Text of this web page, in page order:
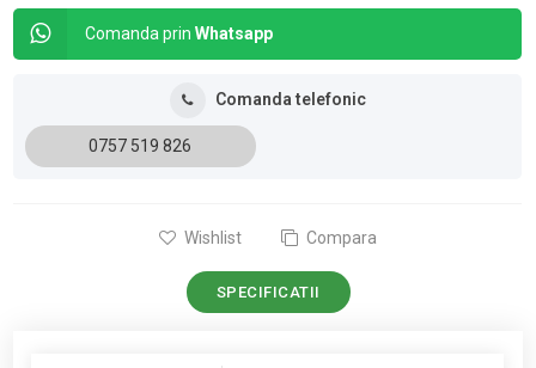
Comanda prinWhatsapp
Comanda telefonic
0757 519 826
Wishlist Compara
SPECIFICATII